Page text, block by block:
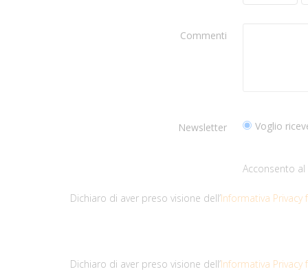
Commenti
Newsletter Voglio
Acconsento
Dichiaro di aver preso visione dell’Informativa Privacy
Dichiaro di aver preso visione dell’Informativa Privacy